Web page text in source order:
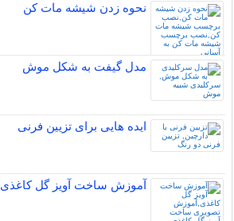
نحوه زدن شیشه مات کن
مدل گیفت به شکل موش
ایده هایی برای تزیین فرنی
آموزش ساخت آویز گل کاغذی